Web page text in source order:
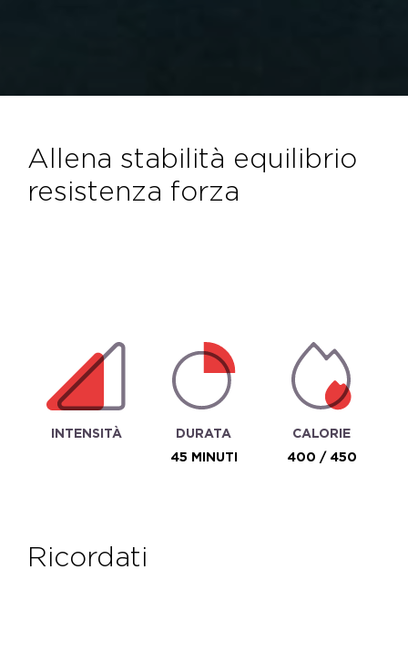
allena stabilità equilibrio
resistenza forza
INTENSITÀ
DURATA
45 MINUTI
CALORIE
400 / 450
ricordati